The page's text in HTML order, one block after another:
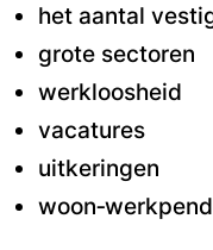
het aantal
grote sectoren
werkloosheid
vacatures
uitkeringen